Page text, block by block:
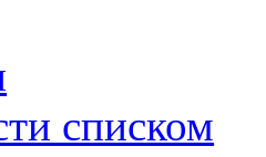
списком